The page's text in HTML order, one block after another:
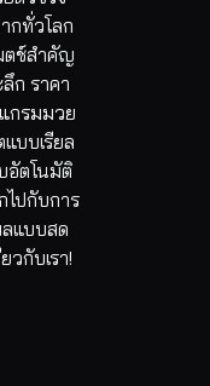
กทั่วโลก
ตช์สำคัญ
ลึก ราคา
กรมมวย
บบเรียล
อัตโนมัติ
ไปกับการ
ลแบบสด
วกับเรา!